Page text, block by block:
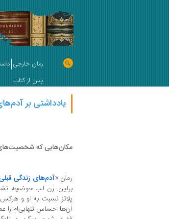
رمان خارجی
پس از کتاب
یادداشتی بر
مکان‌هایی که شخصیت‌های
رمان «آدم‌های زندگی
برلین. زن لب حوضچه
پلاتز نسبت به او و هرکس
آن‌ها احساس تنهایی‌ام را